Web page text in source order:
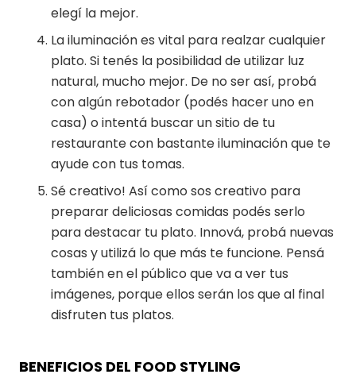
elegí la mejor.
La iluminación es vital para realzar cualquier
plato. Si tenés la posibilidad de utilizar luz
natural, mucho mejor. De no ser así, probá
con algún rebotador (podés hacer uno en
casa) o intentá buscar un sitio de tu
restaurante con bastante iluminación que te
ayude con tus tomas.
Sé creativo! Así como sos creativo para
preparar deliciosas comidas podés serlo
para destacar tu plato. Innová, probá nuevas
cosas y utilizá lo que más te funcione. Pensá
también en el público que va a ver tus
imágenes, porque ellos serán los que al final
disfruten tus platos.
BENEFICIOS DEL FOOD STYLING